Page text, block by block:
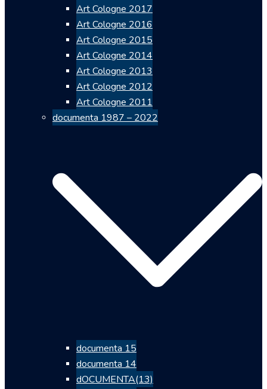
Art Cologne 2017
Art Cologne 2016
Art Cologne 2015
Art Cologne 2014
Art Cologne 2013
Art Cologne 2012
Art Cologne 2011
documenta 1987 – 2022
documenta 15
documenta 14
dOCUMENTA(13)